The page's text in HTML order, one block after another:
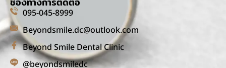
095-045-8999
Beyondsmile.dc@outlook.com
Beyond Smile Dental Clinic
@beyondsmiledc